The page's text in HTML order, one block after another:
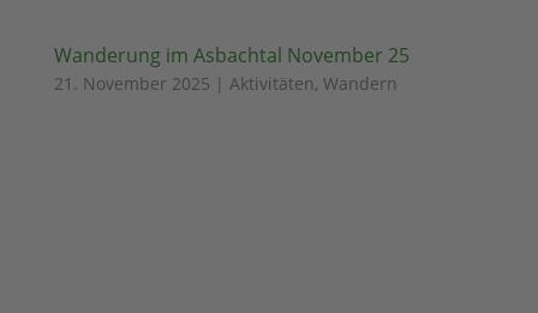
Wanderung im Asbachtal November 25
21. November 2025 | Aktivitäten, Wandern